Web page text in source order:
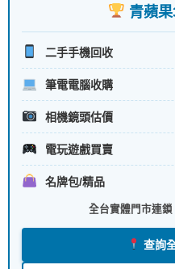
青蘋
二手手機回收
筆電電腦收購
相機鏡頭估價
電玩遊戲買賣
名牌包/精品
全台實體門市連
查詢